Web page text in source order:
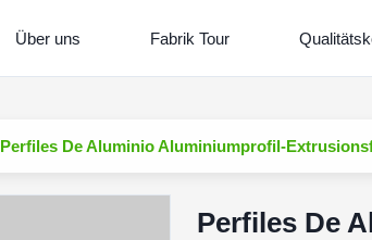
Über uns Fabrik Tour
Perfiles De Aluminio Aluminiumprofil-
Perfiles De